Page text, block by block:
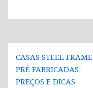
Navegação
de
CASAS STEEL FRAME
PRÉ FABRICADAS:
PREÇOS E DICAS